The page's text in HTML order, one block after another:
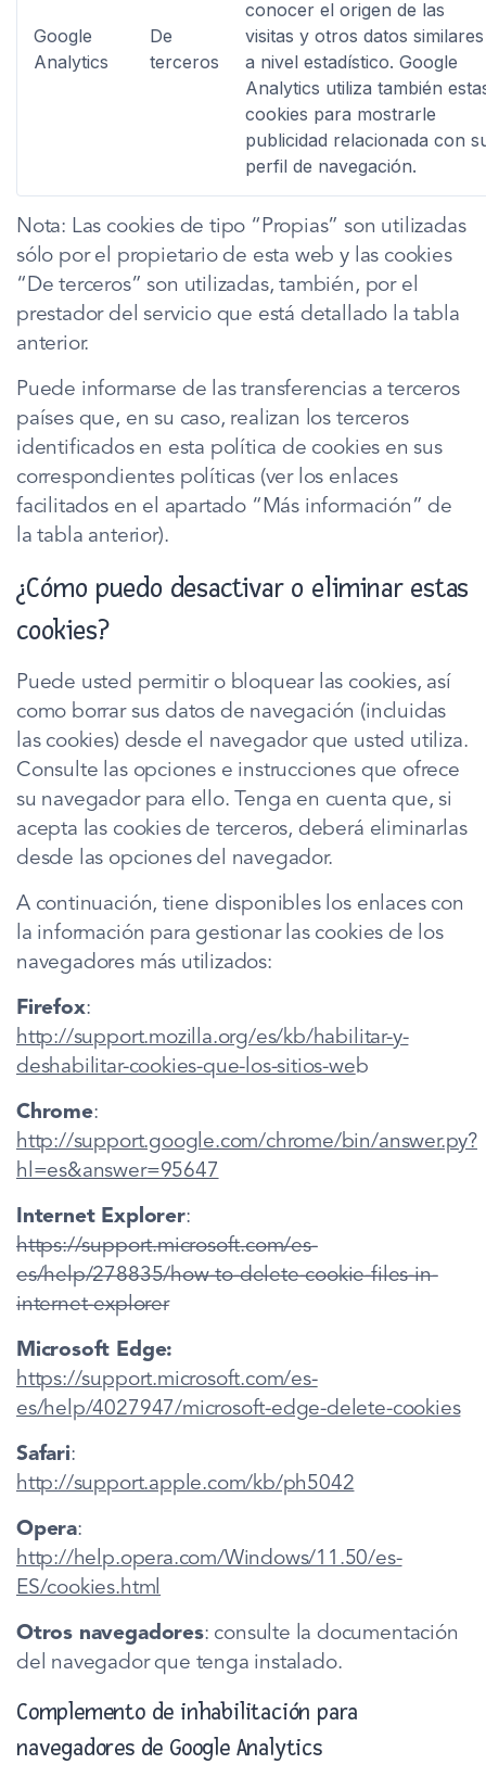
Google
Analytics
De
terceros
conocer el origen de las
visitas y otros datos similares
a nivel estadístico. Google
Analytics utiliza también
cookies para mostrarle
publicidad relacionada con
perfil de navegación.
Nota: Las cookies de tipo “Propias” son utilizadas
sólo por el propietario de esta web y las cookies
“De terceros” son utilizadas, también, por el
prestador del servicio que está detallado la tabla
anterior.
Puede informarse de las transferencias a terceros
países que, en su caso, realizan los terceros
identificados en esta política de cookies en sus
correspondientes políticas (ver los enlaces
facilitados en el apartado “Más información” de
la tabla anterior).
¿Cómo puedo desactivar o eliminar estas
cookies?
Puede usted permitir o bloquear las cookies, así
como borrar sus datos de navegación (incluidas
las cookies) desde el navegador que usted utiliza.
Consulte las opciones e instrucciones que ofrece
su navegador para ello. Tenga en cuenta que, si
acepta las cookies de terceros, deberá eliminarlas
desde las opciones del navegador.
A continuación, tiene disponibles los enlaces con
la información para gestionar las cookies de los
navegadores más utilizados:
Firefox:
http://support.mozilla.org/es/kb/habilitar-y-
deshabilitar-cookies-que-los-sitios-web
Chrome:
http://support.google.com/chrome/bin/answer.py?
hl=es&answer=95647
Internet Explorer:
https://support.microsoft.com/es-
es/help/278835/how-to-delete-cookie-files-in-
internet-explorer
Microsoft Edge:
https://support.microsoft.com/es-
es/help/4027947/microsoft-edge-delete-cookies
Safari:
http://support.apple.com/kb/ph5042
Opera:
http://help.opera.com/Windows/11.50/es-
ES/cookies.html
Otros navegadores: consulte la documentación
del navegador que tenga instalado.
Complemento de inhabilitación para
navegadores de Google Analytics